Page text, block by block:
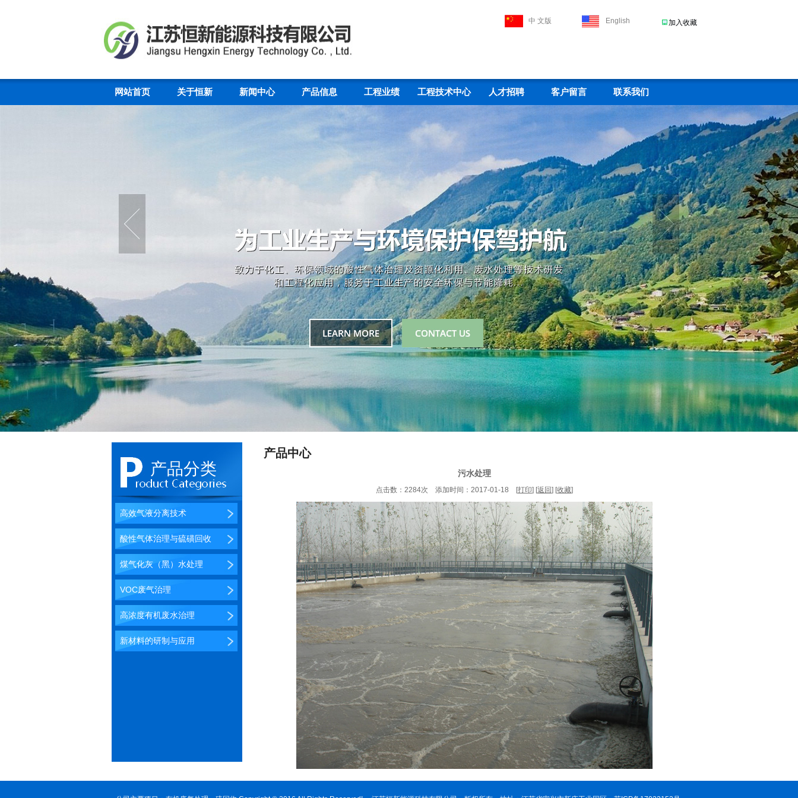
加入收藏
中 文版 English
网站首页 关于恒新 新闻中心 产品信息 工程业绩 工程技术中心 人才招聘 客户留言 联系我们
产品分类
高效气液分离技术
酸性气体治理与硫磺回收
煤气化灰（黑）水处理
VOC废气治理
高浓度有机废水治理
新材料的研制与应用
产品中心
污水处理
点击数：2284次 添加时间：2017-01-18 [打印] [返回] [收藏]